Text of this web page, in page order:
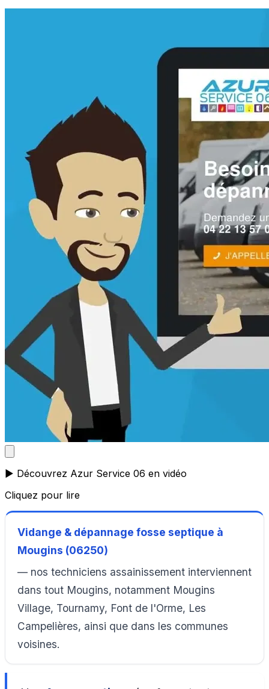
▶️ Découvrez Azur Service 06 en vidéo
Cliquez pour lire
Vidange & dépannage fosse septique à
Mougins (06250)
— nos techniciens assainissement interviennent
dans tout Mougins, notamment Mougins
Village, Tournamy, Font de l'Orme, Les
Campelières, ainsi que dans les communes
voisines.